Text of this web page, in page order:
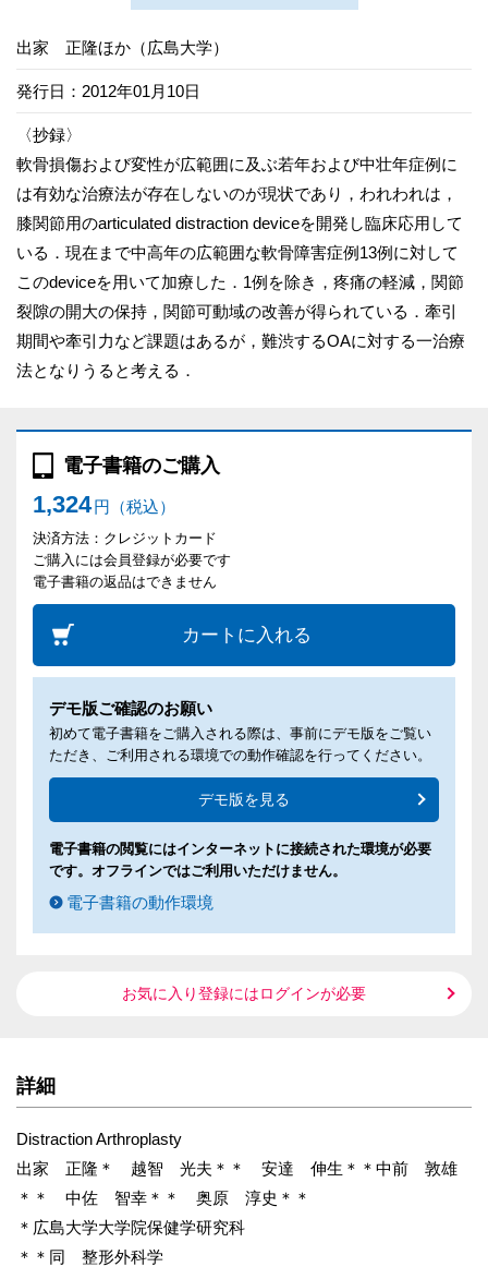
出家 正隆ほか（広島大学）
発行日：2012年01月10日
〈抄録〉
軟骨損傷および変性が広範囲に及ぶ若年および中壮年症例に
は有効な治療法が存在しないのが現状であり，われわれは，
膝関節用のarticulated distraction deviceを開発し臨床応用して
いる．現在まで中高年の広範囲な軟骨障害症例13例に対して
このdeviceを用いて加療した．1例を除き，疼痛の軽減，関節
裂隙の開大の保持，関節可動域の改善が得られている．牽引
期間や牽引力など課題はあるが，難渋するOAに対する一治療
法となりうると考える．
電子書籍のご購入
1,324円（税込）
決済方法：クレジットカード
ご購入には会員登録が必要です
電子書籍の返品はできません
カートに入れる
デモ版ご確認のお願い
初めて電子書籍をご購入される際は、事前にデモ版をご覧い
ただき、ご利用される環境での動作確認を行ってください。
デモ版を見る
電子書籍の閲覧にはインターネットに接続された環境が必要
です。オフラインではご利用いただけません。
電子書籍の動作環境
お気に入り登録にはログインが必要
詳細
Distraction Arthroplasty
出家 正隆＊ 越智 光夫＊＊ 安達 伸生＊＊中前 敦雄
＊＊ 中佐 智幸＊＊ 奥原 淳史＊＊
＊広島大学大学院保健学研究科
＊＊同 整形外科学